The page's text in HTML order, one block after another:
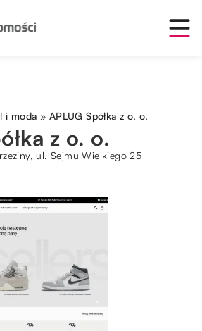
i moda » APLUG Spółka z o. o.
z o. o.
ul. Sejmu Wielkiego 25